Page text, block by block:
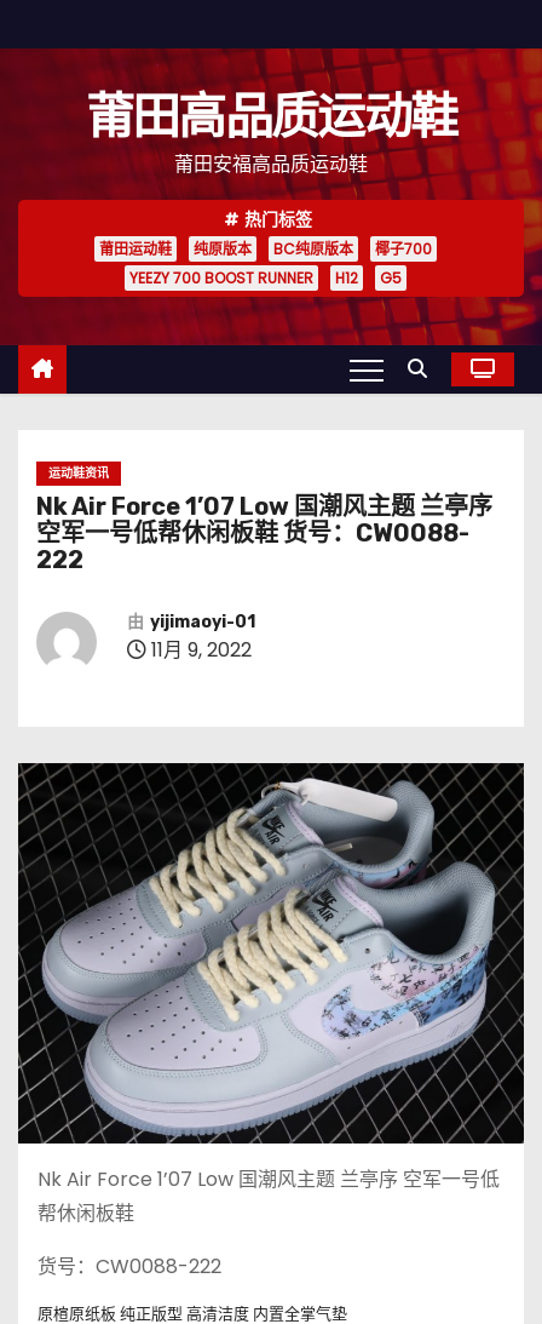
至
莆田高品质运动鞋
莆田安福高品质运动鞋
热门标签
莆田运动鞋 纯原版本 BC纯原版本
椰子700
YEEZY 700 BOOST RUNNER
H12 G5
运动鞋资讯
Nk Air Force 1’07 Low 国潮风主题 兰亭序
空军一号低帮休闲板鞋 货号：CW0088-
222
由 yijimaoyi-01
11月 9, 2022
Nk Air Force 1’07 Low 国潮风主题 兰亭序 空军一号低
帮休闲板鞋
货号：CW0088-222
原楦原纸板 纯正版型 高清洁度 内置全掌气垫